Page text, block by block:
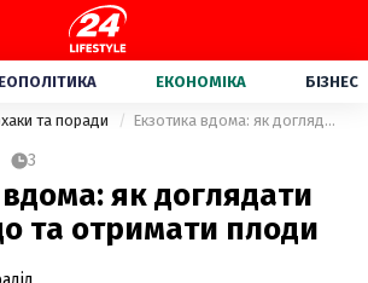
ЕКОНОМІКА БІЗНЕС
та поради Екзотика вдома: як доглядати за авокадо та отримати плоди
3
як доглядати
та отримати плоди